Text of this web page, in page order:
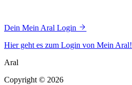
Dein Mein Aral Login
Hier geht es zum Login von Mein Aral!
Aral
Copyright © 2026